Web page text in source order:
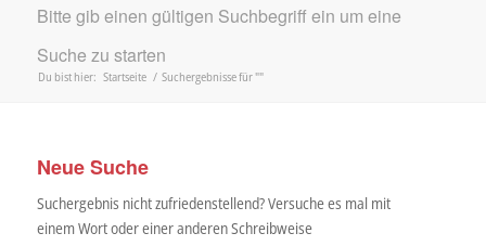
Bitte gib einen gültigen Suchbegriff ein um eine
Suche zu starten
Du bist hier: Startseite / Suchergebnisse für ""
Neue Suche
Suchergebnis nicht zufriedenstellend? Versuche es mal mit
einem Wort oder einer anderen Schreibweise